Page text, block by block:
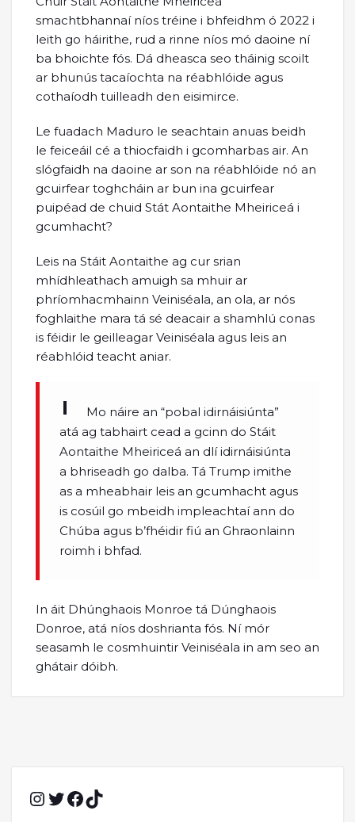
smachtbhannaí níos tréine i bhfeidhm ó 2022 i
leith go háirithe, rud a rinne níos mó daoine ní
ba bhoichte fós. Dá dheasca seo tháinig scoilt
ar bhunús tacaíochta na réabhlóide agus
cothaíodh tuilleadh den eisimirce.
Le fuadach Maduro le seachtain anuas beidh
le feiceáil cé a thiocfaidh i gcomharbas air. An
slógfaidh na daoine ar son na réabhlóide nó an
gcuirfear toghcháin ar bun ina gcuirfear
puipéad de chuid Stát Aontaithe Mheiriceá i
gcumhacht?
Leis na Stáit Aontaithe ag cur srian
mhídhleathach amuigh sa mhuir ar
phríomhacmhainn Veiniséala, an ola, ar nós
foghlaithe mara tá sé deacair a shamhlú conas
is féidir le geilleagar Veiniséala agus leis an
réabhlóid teacht aniar.
Mo náire an “pobal idirnáisiúnta”
atá ag tabhairt cead a gcinn do Stáit
Aontaithe Mheiriceá an dlí idirnáisiúnta
a bhriseadh go dalba. Tá Trump imithe
as a mheabhair leis an gcumhacht agus
is cosúil go mbeidh impleachtaí ann do
Chúba agus b’fhéidir fiú an Ghraonlainn
roimh i bhfad.
In áit Dhúnghaois Monroe tá Dúnghaois
Donroe, atá níos doshrianta fós. Ní mór
seasamh le cosmhuintir Veiniséala in am seo an
ghátair dóibh.
Instagram
TwitterFacebook